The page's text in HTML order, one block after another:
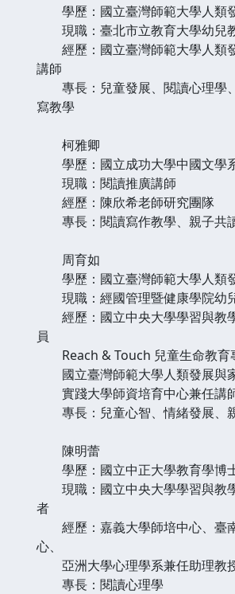
學歷：國立臺灣師範大學人類
現職：臺北市立教育大學幼兒
經歷：國立臺灣師範大學人類
講師
專長：兒童發展、閱讀心理學
寫教學
柯雅卿
學歷：國立成功大學中國文學
現職：閱讀推廣講師
經歷：陳欣希老師研究團隊
專長：閱讀寫作教學、親子共
周育如
學歷：國立臺灣師範大學人類
現職：經國管理暨健康學院幼
經歷：國立中央大學學習與教
員
Reach & Touch 兒童生命教育
國立臺灣師範大學人類發展與
實踐大學師資培育中心兼任講
專長：兒童心智、情緒發展、
陳明蕾
學歷：國立中正大學教育學博
現職：國立中央大學學習與教
者
經歷：嘉義大學師培中心、臺
心、
亞洲大學心理學系兼任助理教
專長：閱讀心理學